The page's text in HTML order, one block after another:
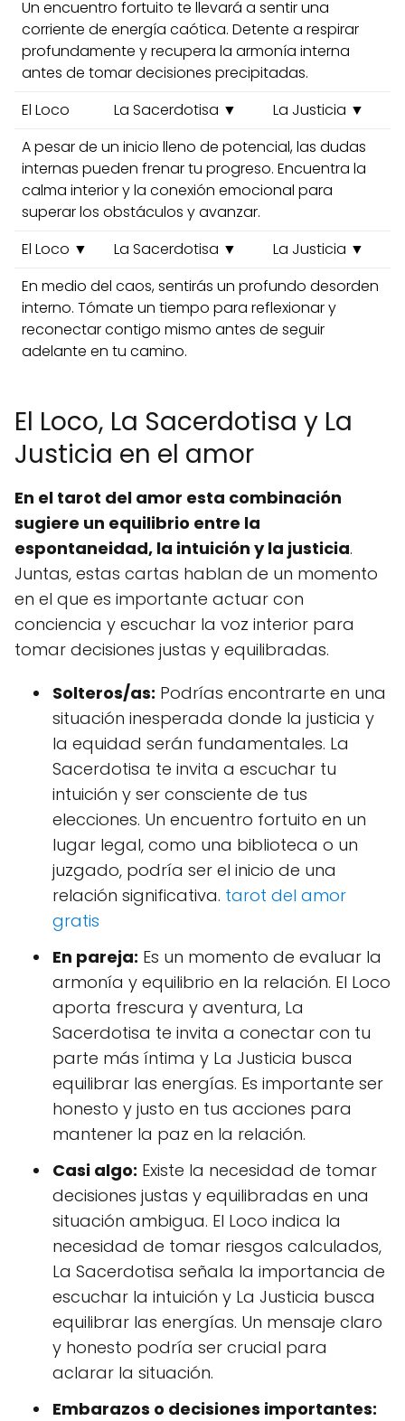
Un encuentro fortuito te llevará a sentir una
corriente de energía caótica. Detente a respirar
profundamente y recupera la armonía interna
antes de tomar decisiones precipitadas.
El Loco
La Sacerdotisa ▼
La Justicia ▼
A pesar de un inicio lleno de potencial, las dudas
internas pueden frenar tu progreso. Encuentra la
calma interior y la conexión emocional para
superar los obstáculos y avanzar.
El Loco ▼
La Sacerdotisa ▼
La Justicia ▼
En medio del caos, sentirás un profundo desorden
interno. Tómate un tiempo para reflexionar y
reconectar contigo mismo antes de seguir
adelante en tu camino.
El Loco, La Sacerdotisa y La
Justicia en el amor
En el tarot del amor esta combinación
sugiere un equilibrio entre la
espontaneidad, la intuición y la justicia.
Juntas, estas cartas hablan de un momento
en el que es importante actuar con
conciencia y escuchar la voz interior para
tomar decisiones justas y equilibradas.
Solteros/as: Podrías encontrarte en una
situación inesperada donde la justicia y
la equidad serán fundamentales. La
Sacerdotisa te invita a escuchar tu
intuición y ser consciente de tus
elecciones. Un encuentro fortuito en un
lugar legal, como una biblioteca o un
juzgado, podría ser el inicio de una
relación significativa. tarot del amor
gratis
En pareja: Es un momento de evaluar la
armonía y equilibrio en la relación. El Loco
aporta frescura y aventura, La
Sacerdotisa te invita a conectar con tu
parte más íntima y La Justicia busca
equilibrar las energías. Es importante ser
honesto y justo en tus acciones para
mantener la paz en la relación.
Casi algo: Existe la necesidad de tomar
decisiones justas y equilibradas en una
situación ambigua. El Loco indica la
necesidad de tomar riesgos calculados,
La Sacerdotisa señala la importancia de
escuchar la intuición y La Justicia busca
equilibrar las energías. Un mensaje claro
y honesto podría ser crucial para
aclarar la situación.
Embarazos o decisiones importantes: